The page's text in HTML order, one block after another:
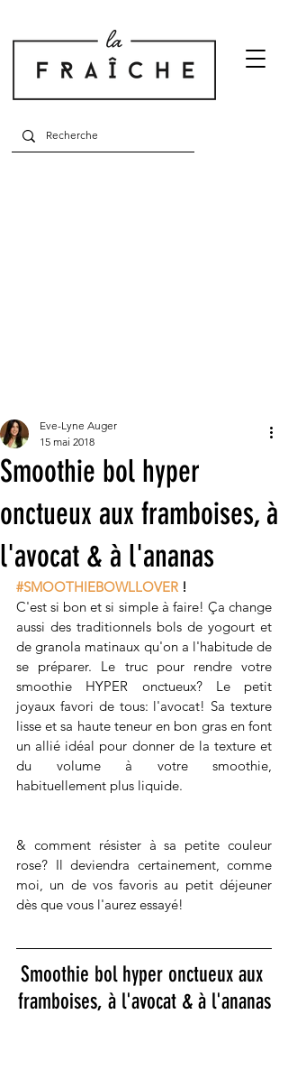
Smoothie bol hyper
onctueux aux framboises, à
l'avocat & à l'ananas
Eve-Lyne Auger
15 mai 2018
#SMOOTHIEBOWLLOVER !
C'est si bon et si simple à faire! Ça change
aussi des traditionnels bols de yogourt et
de granola matinaux qu'on a l'habitude de
se préparer. Le truc pour rendre votre
smoothie HYPER onctueux? Le petit
joyaux favori de tous: l'avocat! Sa texture
lisse et sa haute teneur en bon gras en font
un allié idéal pour donner de la texture et
du volume à votre smoothie,
habituellement plus liquide.
& comment résister à sa petite couleur
rose? Il deviendra certainement, comme
moi, un de vos favoris au petit déjeuner
dès que vous l'aurez essayé!
Smoothie bol hyper onctueux aux
framboises, à l'avocat & à l'ananas